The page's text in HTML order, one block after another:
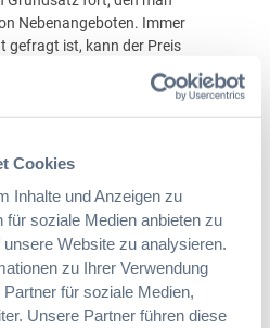
Cookies
Inhalte und Anzeigen zu
für soziale Medien anbieten zu
Website zu analysieren.
zu Ihrer Verwendung
für soziale Medien,
Unsere Partner führen diese
Nebenangeboten. Immer
gefragt ist, kann der Preis
fasst einige Grundsätze
zusammen:
sollte sorgfältig prüfen, wie
des Vergaberechts